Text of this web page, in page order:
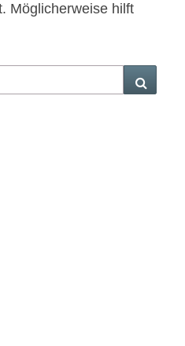
Möglicherweise hilft